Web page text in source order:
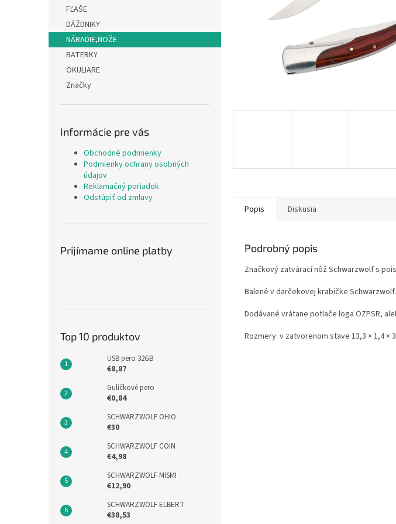
FĽAŠE
DÁŽDNIKY
NÁRADIE,NOŽE
BATERKY
OKULIARE
Značky
Informácie pre vás
Obchodné podmienky
Podmienky ochrany osobných
údajov
Reklamačný poriadok
Odstúpiť od zmluvy
Prijímame online platby
Top 10 produktov
USB pero 32GB
€8,87
Guličkové pero
€0,84
SCHWARZWOLF OHIO
€30
SCHWARZWOLF COIN
€4,98
SCHWARZWOLF MISMI
€12,90
SCHWARZWOLF ELBERT
€38,53
Popis Diskusia
Podrobný popis
Značkový zatvárací nôž Schwarzwolf s
Balené v darčekovej krabičke
Dodávané vrátane potlače loga OZPSR,
Rozmery: v zatvorenom stave 13,3 × 1,4 ×